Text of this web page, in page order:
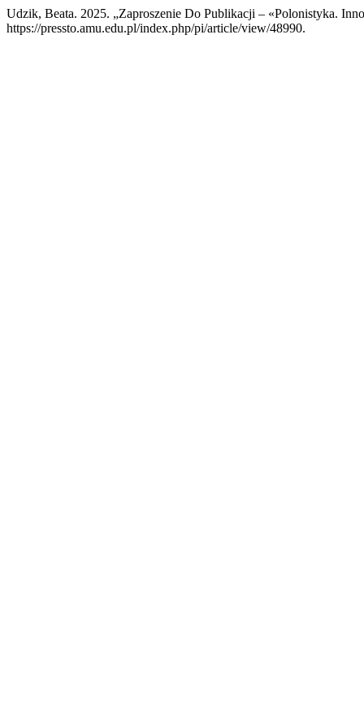
Udzik, Beata. 2025. „Zaproszenie Do Publikacji – «Polonistyka.
https://pressto.amu.edu.pl/index.php/pi/article/view/48990.